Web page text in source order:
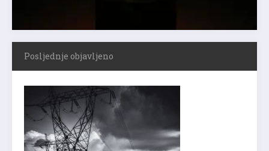
Posljednje objavljeno